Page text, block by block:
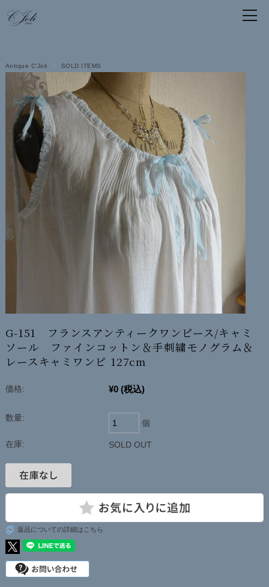
Antique C'Joli SOLD ITEMS
G-151 フランスアンティークワンピース/キャミ
ソール ファインコットン＆手刺繍モノグラム＆
レースキャミワンピ 127cm
価格: ¥0 (税込)
数量:
個
在庫: SOLD OUT
返品についての詳細はこちら